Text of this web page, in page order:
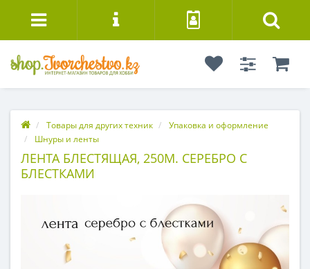
Товары для других техник
Упаковка и оформление
Шнуры и ленты
ЛЕНТА БЛЕСТЯЩАЯ, 250М. СЕРЕБРО С
БЛЕСТКАМИ